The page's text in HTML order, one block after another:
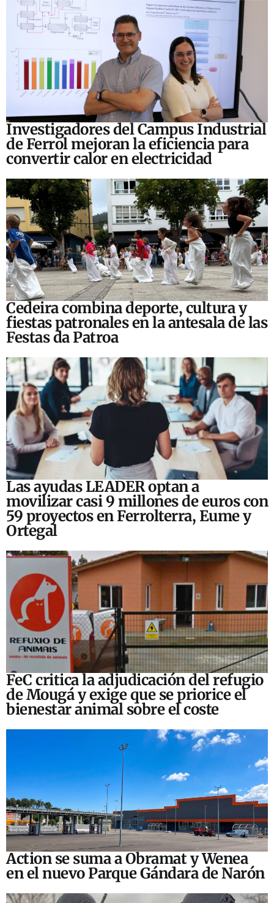
Investigadores del Campus Industrial
de Ferrol mejoran la eficiencia para
convertir calor en electricidad
Cedeira combina deporte, cultura y
fiestas patronales en la antesala de las
Festas da Patroa
Las ayudas LEADER optan a
movilizar casi 9 millones de euros con
59 proyectos en Ferrolterra, Eume y
Ortegal
FeC critica la adjudicación del refugio
de Mougá y exige que se priorice el
bienestar animal sobre el coste
Action se suma a Obramat y Wenea
en el nuevo Parque Gándara de Narón